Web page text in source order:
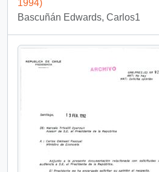
1994)
Bascuñán Edwards, Carlos1